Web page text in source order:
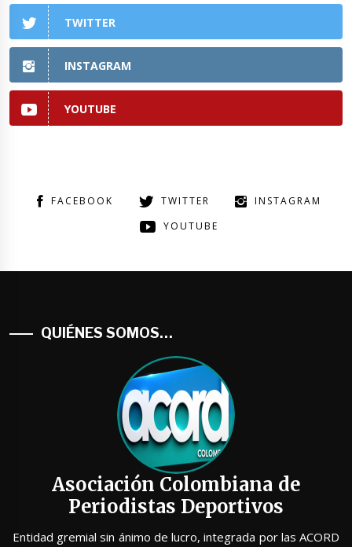
TWITTER
INSTAGRAM
YOUTUBE
FACEBOOK TWITTER
INSTAGRAM
YOUTUBE
QUIÉNES SOMOS…
Asociación Colombiana de
Periodistas Deportivos
Entidad gremial sin ánimo de lucro, integrada por las ACORD